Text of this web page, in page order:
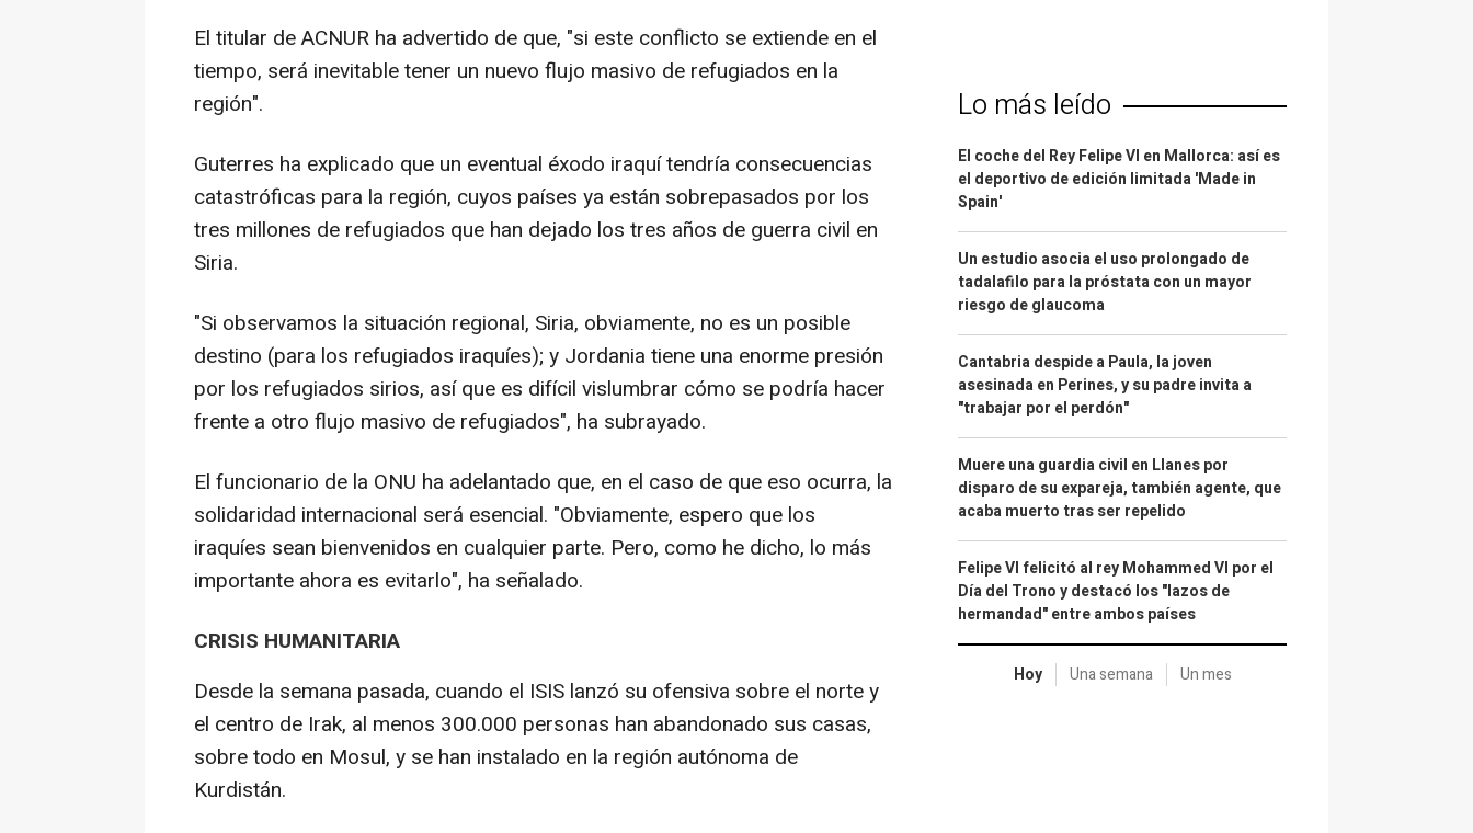
El titular de ACNUR ha advertido de que, "si este conflicto se extiende en el
tiempo, será inevitable tener un nuevo flujo masivo de refugiados en la
región".
Guterres ha explicado que un eventual éxodo iraquí tendría consecuencias
catastróficas para la región, cuyos países ya están sobrepasados por los
tres millones de refugiados que han dejado los tres años de guerra civil en
Siria.
"Si observamos la situación regional, Siria, obviamente, no es un posible
destino (para los refugiados iraquíes); y Jordania tiene una enorme presión
por los refugiados sirios, así que es difícil vislumbrar cómo se podría hacer
frente a otro flujo masivo de refugiados", ha subrayado.
El funcionario de la ONU ha adelantado que, en el caso de que eso ocurra, la
solidaridad internacional será esencial. "Obviamente, espero que los
iraquíes sean bienvenidos en cualquier parte. Pero, como he dicho, lo más
importante ahora es evitarlo", ha señalado.
CRISIS HUMANITARIA
Desde la semana pasada, cuando el ISIS lanzó su ofensiva sobre el norte y
el centro de Irak, al menos 300.000 personas han abandonado sus casas,
sobre todo en Mosul, y se han instalado en la región autónoma de
Kurdistán.
Lo más leído
El coche del Rey Felipe VI en Mallorca: así es
el deportivo de edición limitada 'Made in
Spain'
Un estudio asocia el uso prolongado de
tadalafilo para la próstata con un mayor
riesgo de glaucoma
Cantabria despide a Paula, la joven
asesinada en Perines, y su padre invita a
"trabajar por el perdón"
Muere una guardia civil en Llanes por
disparo de su expareja, también agente, que
acaba muerto tras ser repelido
Felipe VI felicitó al rey Mohammed VI por el
Día del Trono y destacó los "lazos de
hermandad" entre ambos países
Hoy Una semana Un mes